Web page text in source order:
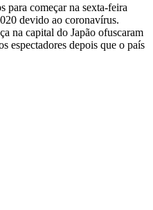
para começar na sexta-feira
devido ao coronavírus.
na capital do Japão ofuscaram
espectadores depois que o país